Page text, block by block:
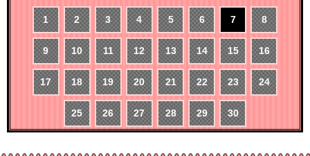
1 2 3 4 5 6 7 8
9 10 11 12 13 14 15 16
17 18 19 20 21 22 23 24
25 26 27 28 29 30